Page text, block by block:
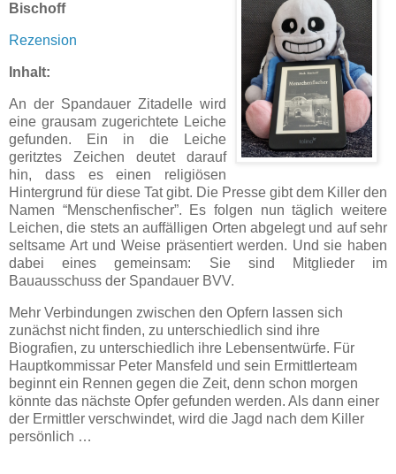
Bischoff
Rezension
Inhalt:
An der Spandauer Zitadelle wird
eine grausam zugerichtete Leiche
gefunden. Ein in die Leiche
geritztes Zeichen deutet darauf
hin, dass es einen religiösen
Hintergrund für diese Tat gibt. Die Presse gibt dem Killer den
Namen “Menschenfischer”. Es folgen nun täglich weitere
Leichen, die stets an auffälligen Orten abgelegt und auf sehr
seltsame Art und Weise präsentiert werden. Und sie haben
dabei eines gemeinsam: Sie sind Mitglieder im
Bauausschuss der Spandauer BVV.
Mehr Verbindungen zwischen den Opfern lassen sich
zunächst nicht finden, zu unterschiedlich sind ihre
Biografien, zu unterschiedlich ihre Lebensentwürfe. Für
Hauptkommissar Peter Mansfeld und sein Ermittlerteam
beginnt ein Rennen gegen die Zeit, denn schon morgen
könnte das nächste Opfer gefunden werden. Als dann einer
der Ermittler verschwindet, wird die Jagd nach dem Killer
persönlich …